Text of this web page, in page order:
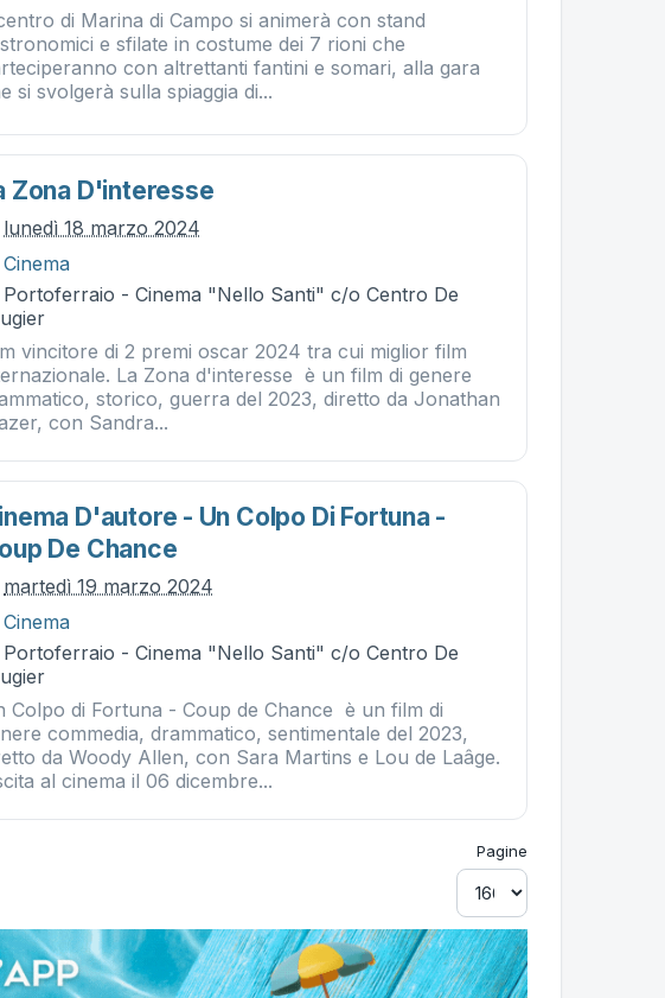
di Marina di Campo si animerà con stand
e sfilate in costume dei 7 rioni che
con altrettanti fantini e somari, alla gara
si svolgerà sulla spiaggia di...
Zona D'interesse
lunedì 18 marzo 2024
Cinema
Portoferraio - Cinema "Nello Santi" c/o Centro De
vincitore di 2 premi oscar 2024 tra cui miglior film
La Zona d'interesse è un film di genere
storico, guerra del 2023, diretto da Jonathan
con Sandra...
D'autore - Un Colpo Di Fortuna -
De Chance
martedì 19 marzo 2024
Cinema
Portoferraio - Cinema "Nello Santi" c/o Centro De
Colpo di Fortuna - Coup de Chance è un film di
commedia, drammatico, sentimentale del 2023,
da Woody Allen, con Sara Martins e Lou de Laâge.
al cinema il 06 dicembre...
Pagine